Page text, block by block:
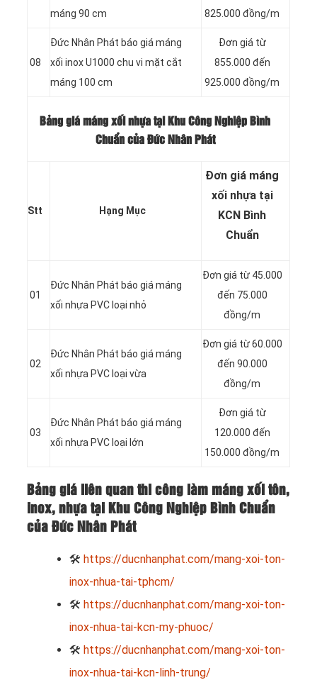
máng 90 cm
825.000 đồng/m
08
Đức Nhân Phát báo giá máng
xối inox U1000 chu vi mặt cắt
máng 100 cm
Đơn giá từ
855.000 đến
925.000 đồng/m
Bảng giá máng xối nhựa tại Khu Công Nghiệp Bình
Chuẩn của Đức Nhân Phát
Stt Hạng Mục
Đơn giá máng
xối nhựa tại
KCN Bình
Chuẩn
01
Đức Nhân Phát báo giá máng
xối nhựa PVC loại nhỏ
Đơn giá từ 45.000
đến 75.000
đồng/m
02
Đức Nhân Phát báo giá máng
xối nhựa PVC loại vừa
Đơn giá từ 60.000
đến 90.000
đồng/m
03
Đức Nhân Phát báo giá máng
xối nhựa PVC loại lớn
Đơn giá từ
120.000 đến
150.000 đồng/m
Bảng giá liên quan thi công làm máng xối tôn,
inox, nhựa tại Khu Công Nghiệp Bình Chuẩn
của Đức Nhân Phát
🛠 https://ducnhanphat.com/mang-xoi-ton-
inox-nhua-tai-tphcm/
🛠 https://ducnhanphat.com/mang-xoi-ton-
inox-nhua-tai-kcn-my-phuoc/
🛠 https://ducnhanphat.com/mang-xoi-ton-
inox-nhua-tai-kcn-linh-trung/